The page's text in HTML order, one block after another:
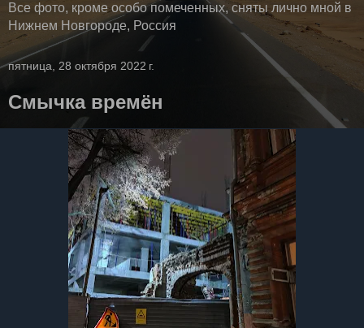
Все фото, кроме особо помеченных, сняты лично мной в
Нижнем Новгороде, Россия
пятница, 28 октября 2022 г.
Смычка времён